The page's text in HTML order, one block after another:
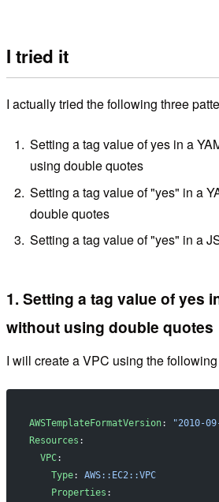
I tried it
I actually tried the following three
Setting a tag value of yes in a
using double quotes
Setting a tag value of "yes" in a
double quotes
Setting a tag value of "yes" in a
1. Setting a tag value of yes
without using double quotes
I will create a VPC using the
AWSTemplateFormatVersion:
"2010-
Resources :
  VPC
:
    Type
: AWS::EC2::VPC
    Properties
: